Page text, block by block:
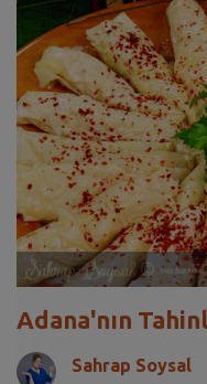
Adana'nın
Sahrap Soysal